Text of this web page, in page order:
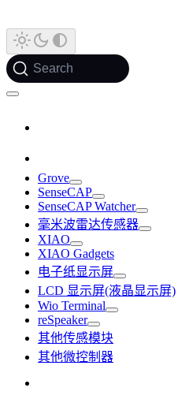
Search
Grove
SenseCAP
SenseCAP Watcher
毫米波雷达传感器
XIAO
XIAO Gadgets
电子纸显示屏
LCD 显示屏(液晶显示屏)
Wio Terminal
reSpeaker
其他传感模块
其他微控制器